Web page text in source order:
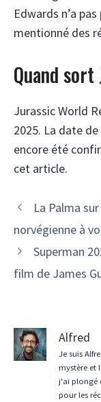
Edwards n’a
mentionné des
Quand
Jurassic World
2025. La date
encore été
cet article.
La Palma
norvégienne à
Superman
film de James
Alfred
Je suis
mystère et
j'ai plongé
pour les